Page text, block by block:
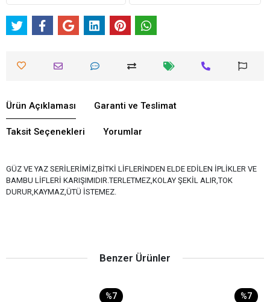
Ürün Açıklaması Garanti ve Teslimat
Taksit Seçenekleri Yorumlar
GÜZ VE YAZ SERİLERİMİZ,BİTKİ LİFLERİNDEN ELDE EDİLEN İPLİKLER VE
BAMBU LİFLERİ KARIŞIMIDIR.TERLETMEZ,KOLAY ŞEKİL ALIR,TOK
DURUR,KAYMAZ,ÜTÜ İSTEMEZ.
Benzer Ürünler
%7 %7